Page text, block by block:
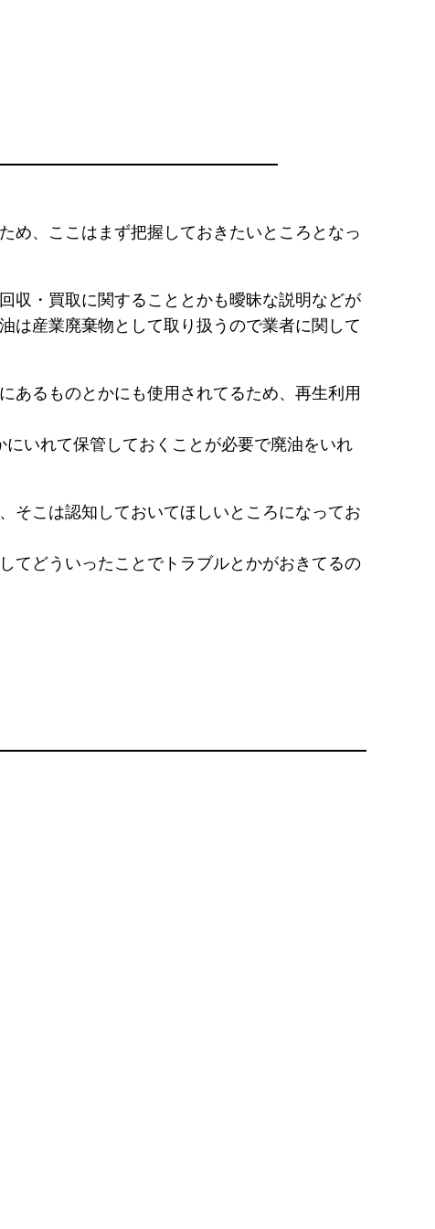
め、ここはまず把握しておきたいところとなっ
収・買取に関することとかも曖昧な説明などが
は産業廃棄物として取り扱うので業者に関して
あるものとかにも使用されてるため、再生利用
いれて保管しておくことが必要で廃油をいれ
そこは認知しておいてほしいところになってお
てどういったことでトラブルとかがおきてるの